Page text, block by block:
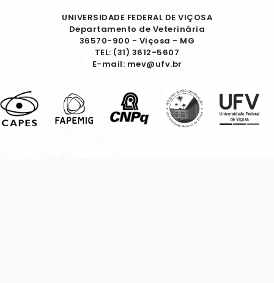
UNIVERSIDADE FEDERAL DE VIÇOSA
Departamento de Veterinária
36570-900 - Viçosa - MG
TEL: (31) 3612-5607
E-mail: mev@ufv.br